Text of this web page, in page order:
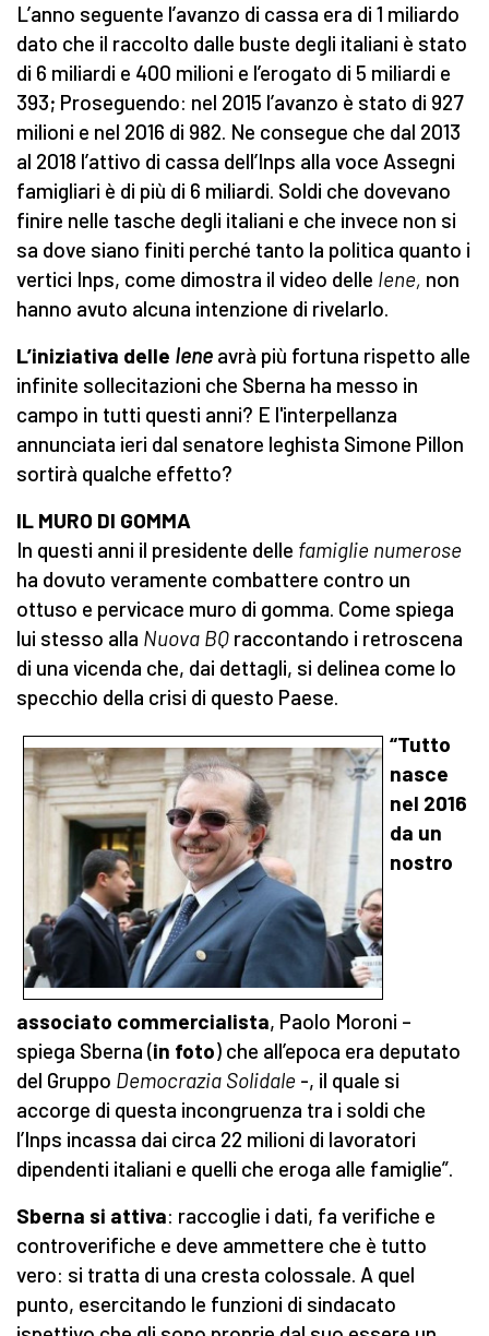
L’anno seguente l’avanzo di cassa era di 1 miliardo
dato che il raccolto dalle buste degli italiani è stato
di 6 miliardi e 400 milioni e l’erogato di 5 miliardi e
393; Proseguendo: nel 2015 l’avanzo è stato di 927
milioni e nel 2016 di 982. Ne consegue che dal 2013
al 2018 l’attivo di cassa dell’Inps alla voce Assegni
famigliari è di più di 6 miliardi. Soldi che dovevano
finire nelle tasche degli italiani e che invece non si
sa dove siano finiti perché tanto la politica quanto i
vertici Inps, come dimostra il video delle Iene, non
hanno avuto alcuna intenzione di rivelarlo.
L’iniziativa delle Iene avrà più fortuna rispetto alle
infinite sollecitazioni che Sberna ha messo in
campo in tutti questi anni? E l'interpellanza
annunciata ieri dal senatore leghista Simone Pillon
sortirà qualche effetto?
IL MURO DI GOMMA
In questi anni il presidente delle famiglie numerose
ha dovuto veramente combattere contro un
ottuso e pervicace muro di gomma. Come spiega
lui stesso alla Nuova BQ raccontando i retroscena
di una vicenda che, dai dettagli, si delinea come lo
specchio della crisi di questo Paese.
“Tutto
nasce
nel 2016
da un
nostro
associato commercialista, Paolo Moroni –
spiega Sberna (in foto) che all’epoca era deputato
del Gruppo Democrazia Solidale -, il quale si
accorge di questa incongruenza tra i soldi che
l’Inps incassa dai circa 22 milioni di lavoratori
dipendenti italiani e quelli che eroga alle famiglie”.
Sberna si attiva: raccoglie i dati, fa verifiche e
controverifiche e deve ammettere che è tutto
vero: si tratta di una cresta colossale. A quel
punto, esercitando le funzioni di sindacato